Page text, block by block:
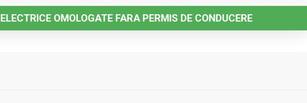
OMOLOGATE FARA PERMIS DE CONDUCERE